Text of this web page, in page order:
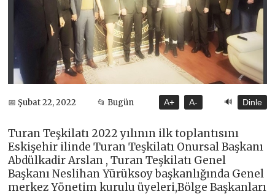
📅 Şubat 22, 2022 📂 Bugün A+ A- 🔊 Dinle
Turan Teşkilatı 2022 yılının ilk toplantısını
Eskişehir ilinde Turan Teşkilatı Onursal Başkanı
Abdülkadir Arslan , Turan Teşkilatı Genel
Başkanı Neslihan Yürüksoy başkanlığında Genel
merkez Yönetim kurulu üyeleri,Bölge Başkanları